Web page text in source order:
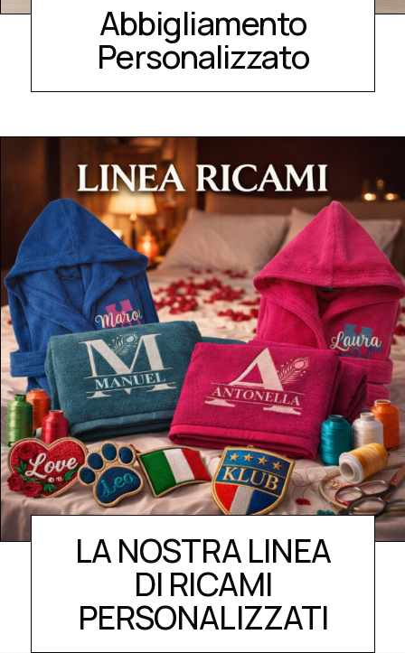
Abbigliamento
Personalizzato
LA NOSTRA LINEA
DI RICAMI
PERSONALIZZATI